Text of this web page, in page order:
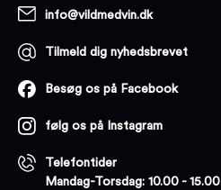
info@vildmedvin.dk
Tilmeld dig nyhedsbrevet
Besøg os på Facebook
følg os på Instagram
Telefontider
Mandag-Torsdag: 10.00 - 15.00